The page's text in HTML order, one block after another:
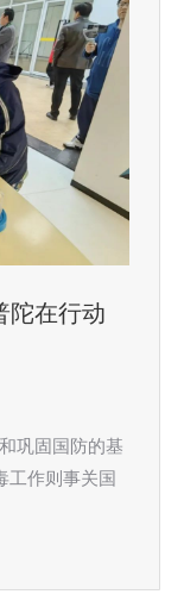
陀在行动
巩固国防的基
工作则事关国